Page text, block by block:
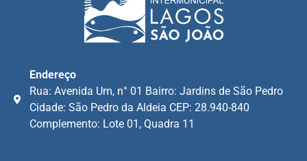
Endereço
Rua: Avenida Um, n° 01 Bairro: Jardins de São Pedro
Cidade: São Pedro da Aldeia CEP: 28.940-840
Complemento: Lote 01, Quadra 11